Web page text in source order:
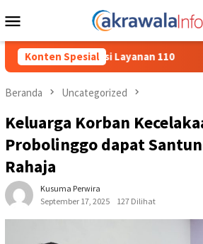
ke
Mobile
Konten Spesial
110 Jasa Raharja Serahkan
Beranda Uncategorized
Keluarga Korban
Probolinggo dapat
Rahaja
Kusuma Perwira
September 17, 2025
127 Dilihat